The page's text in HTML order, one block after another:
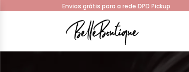
Envios grátis para a rede DPD Pickup